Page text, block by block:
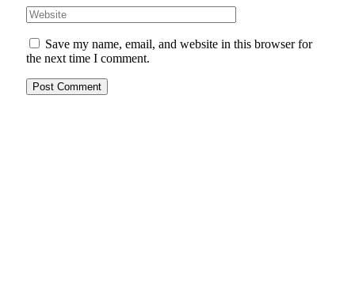
Save my name, email, and website in this browser for
the next time I comment.